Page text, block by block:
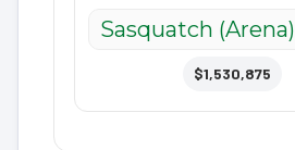
Sasquatch (Arena)
$1,530,875